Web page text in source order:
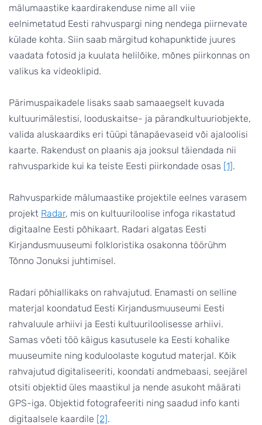
mälumaastike kaardirakenduse nime all viie
eelnimetatud Eesti rahvuspargi ning nendega piirnevate
külade kohta. Siin saab märgitud kohapunktide juures
vaadata fotosid ja kuulata helilõike, mõnes piirkonnas on
valikus ka videoklipid.
Pärimuspaikadele lisaks saab samaaegselt kuvada
kultuurimälestisi, looduskaitse- ja pärandkultuuriobjekte,
valida aluskaardiks eri tüüpi tänapäevaseid või ajaloolisi
kaarte. Rakendust on plaanis aja jooksul täiendada nii
rahvusparkide kui ka teiste Eesti piirkondade osas [1].
Rahvusparkide mälumaastike projektile eelnes varasem
projekt Radar, mis on kultuuriloolise infoga rikastatud
digitaalne Eesti põhikaart. Radari algatas Eesti
Kirjandusmuuseumi folkloristika osakonna töörühm
Tõnno Jonuksi juhtimisel.
Radari põhiallikaks on rahvajutud. Enamasti on selline
materjal koondatud Eesti Kirjandusmuuseumi Eesti
rahvaluule arhiivi ja Eesti kultuuriloolisesse arhiivi.
Samas võeti töö käigus kasutusele ka Eesti kohalike
muuseumite ning koduloolaste kogutud materjal. Kõik
rahvajutud digitaliseeriti, koondati andmebaasi, seejärel
otsiti objektid üles maastikul ja nende asukoht määrati
GPS-iga. Objektid fotografeeriti ning saadud info kanti
digitaalsele kaardile [2].